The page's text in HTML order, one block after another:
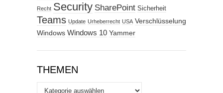
Recht Security SharePoint Sicherheit
Teams Update Urheberrecht USA Verschlüsselung
Windows Windows 10 Yammer
THEMEN
Themen